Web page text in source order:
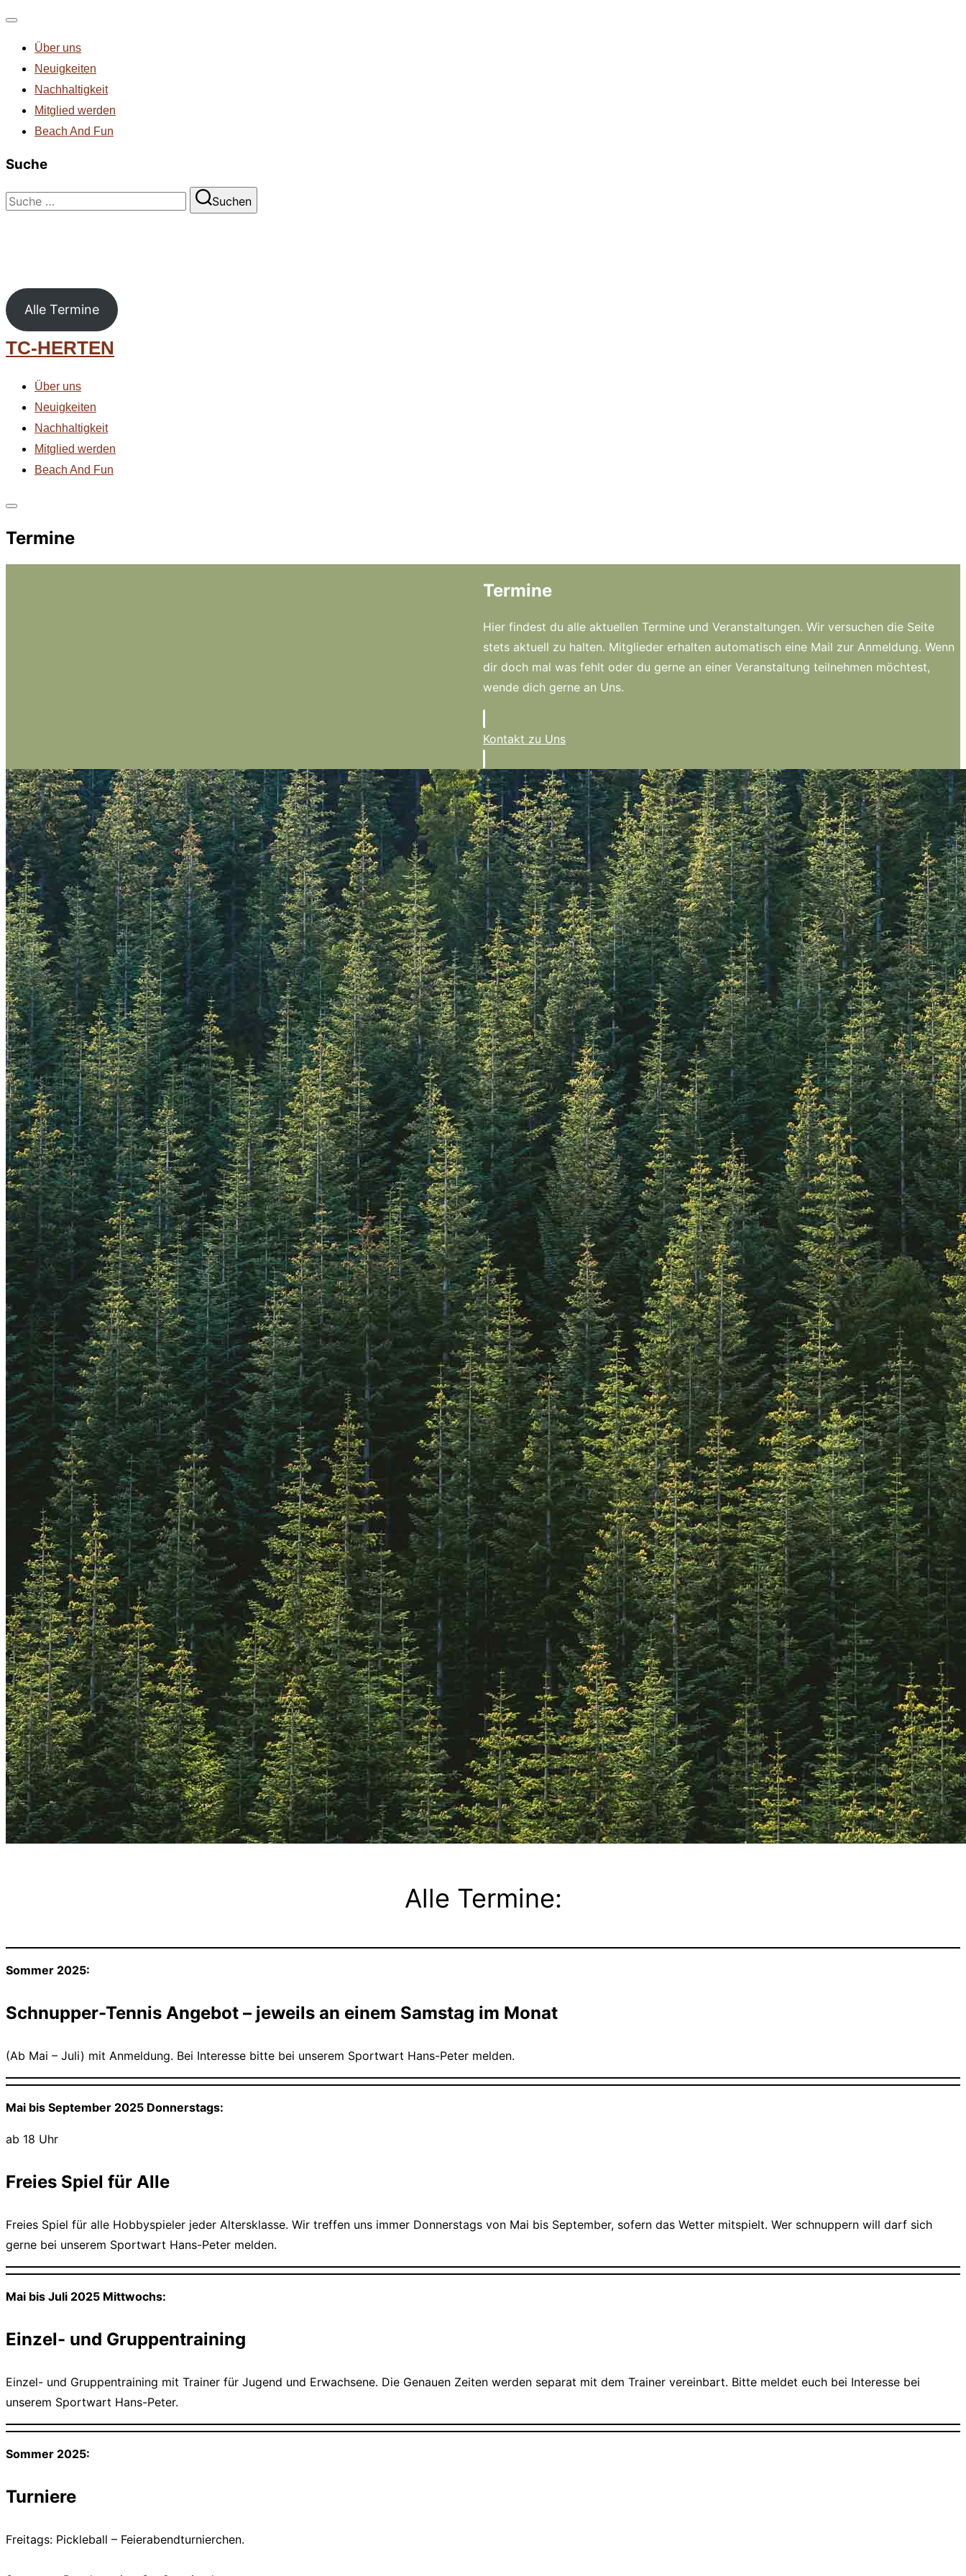
umschalten
Über uns
Neuigkeiten
Nachhaltigkeit
Mitglied werden
Beach And Fun
Suche
Suchen
Suchen
Alle Termine
Zum
Inhalt
springen
TC-HERTEN
Über uns
Neuigkeiten
Nachhaltigkeit
Mitglied werden
Beach And Fun
&
Termine
Termine
Hier findest du alle aktuellen Termine und Veranstaltungen. Wir versuchen die Seite
stets aktuell zu halten. Mitglieder erhalten automatisch eine Mail zur Anmeldung. Wenn
dir doch mal was fehlt oder du gerne an einer Veranstaltung teilnehmen möchtest,
wende dich gerne an Uns.
Kontakt zu Uns
Alle Termine:
Sommer 2025:
Schnupper-Tennis Angebot – jeweils an einem Samstag im Monat
(Ab Mai – Juli) mit Anmeldung. Bei Interesse bitte bei unserem Sportwart Hans-Peter melden.
Mai bis September 2025 Donnerstags:
ab 18 Uhr
Freies Spiel für Alle
Freies Spiel für alle Hobbyspieler jeder Altersklasse. Wir treffen uns immer Donnerstags von Mai bis September, sofern das Wetter mitspielt. Wer schnuppern will darf sich
gerne bei unserem Sportwart Hans-Peter melden.
Mai bis Juli 2025 Mittwochs:
Einzel- und Gruppentraining
Einzel- und Gruppentraining mit Trainer für Jugend und Erwachsene. Die Genauen Zeiten werden separat mit dem Trainer vereinbart. Bitte meldet euch bei Interesse bei
unserem Sportwart Hans-Peter.
Sommer 2025:
Turniere
Freitags: Pickleball – Feierabendturnierchen.